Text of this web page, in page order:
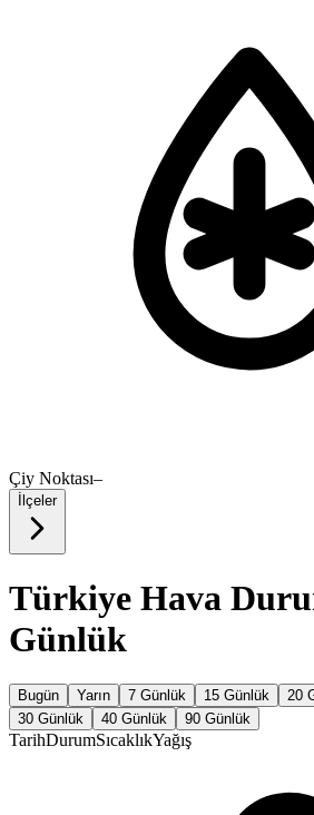
Çiy Noktası–
İlçeler
Türkiye Hava
Günlük
Bugün Yarın 7 Günlük 15 Günlük 20
30 Günlük
40 Günlük 90 Günlük
TarihDurumSıcaklıkYağış